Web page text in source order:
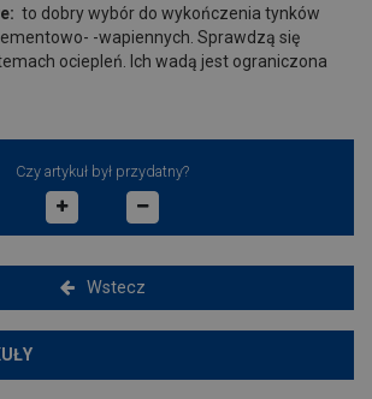
to dobry wybór do wykończenia tynków
-wapiennych. Sprawdzą się
ociepleń. Ich wadą jest ograniczona
Czy artykuł był przydatny?
Wstecz